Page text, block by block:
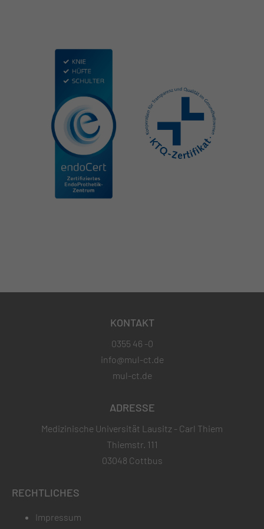
KONTAKT
0355 46 -0
info@mul-ct.de
mul-ct.de
ADRESSE
Medizinische Universität Lausitz - Carl Thiem
Thiemstr. 111
03048 Cottbus
RECHTLICHES
Impressum